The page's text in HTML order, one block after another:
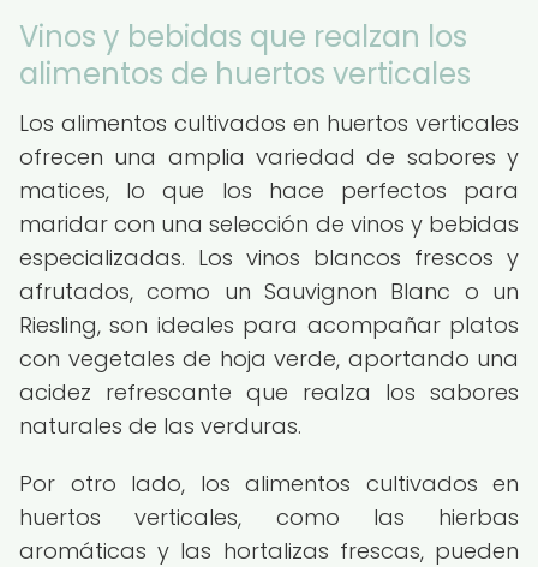
Vinos y bebidas que realzan los
alimentos de huertos verticales
Los alimentos cultivados en huertos verticales
ofrecen una amplia variedad de sabores y
matices, lo que los hace perfectos para
maridar con una selección de vinos y bebidas
especializadas. Los vinos blancos frescos y
afrutados, como un Sauvignon Blanc o un
Riesling, son ideales para acompañar platos
con vegetales de hoja verde, aportando una
acidez refrescante que realza los sabores
naturales de las verduras.
Por otro lado, los alimentos cultivados en
huertos verticales, como las hierbas
aromáticas y las hortalizas frescas, pueden